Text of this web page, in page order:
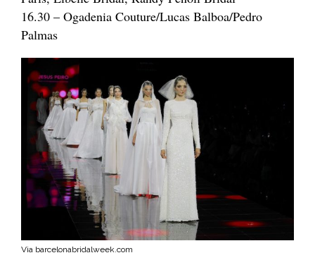
16.30 – Ogadenia Couture/Lucas Balboa/Pedro
Palmas
Via barcelonabridalweek.com